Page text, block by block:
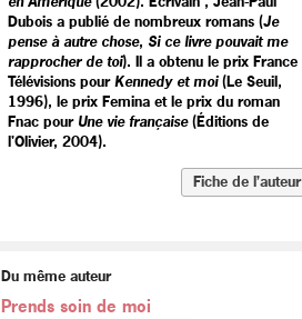
Dubois a publié de nombreux romans (Je
pense à autre chose, Si ce livre pouvait me
rapprocher de toi). Il a obtenu le prix France
Télévisions pourKennedy et moi(Le Seuil,
1996), le prix Femina et le prix du roman
Fnac pour Une vie française(Éditions de
l'Olivier, 2004).
Fiche de l’auteur
Du même auteur
Prends soin de moi